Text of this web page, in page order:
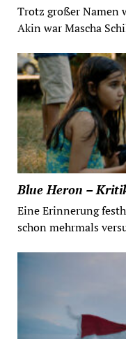
Trotz großer Namen
Akin war Mascha
Blue Heron –
Eine Erinnerung
schon mehrmals